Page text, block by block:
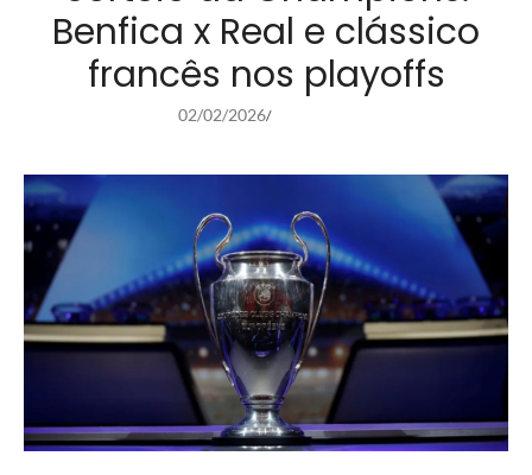
Benfica x Real e clássico
francês nos playoffs
02/02/2026/